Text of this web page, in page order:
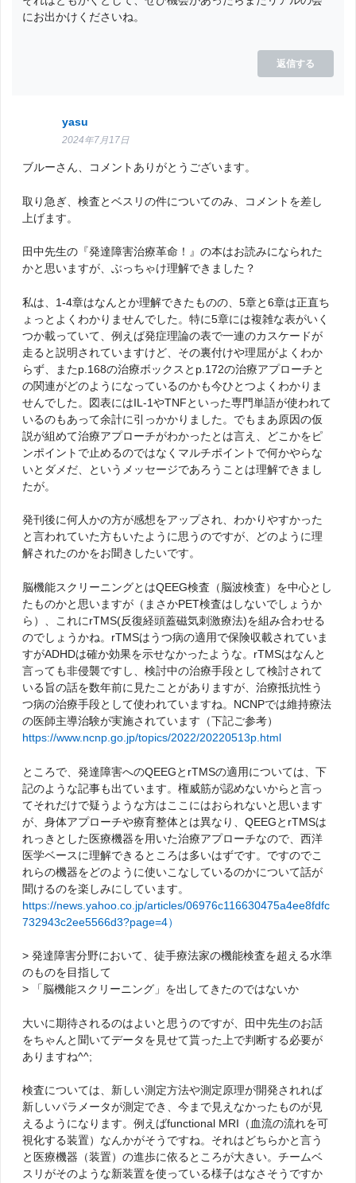
にお出かけくださいね。
返信する
yasu
2024年7月17日
ブルーさん、コメントありがとうございます。
取り急ぎ、検査とベスリの件についてのみ、コメントを差し
上げます。
田中先生の『発達障害治療革命！』の本はお読みになられた
かと思いますが、ぶっちゃけ理解できました？
私は、1-4章はなんとか理解できたものの、5章と6章は正直ち
ょっとよくわかりませんでした。特に5章には複雑な表がいく
つか載っていて、例えば発症理論の表で一連のカスケードが
走ると説明されていますけど、その裏付けや理屈がよくわか
らず、またp.168の治療ボックスとp.172の治療アプローチと
の関連がどのようになっているのかも今ひとつよくわかりま
せんでした。図表にはIL-1やTNFといった専門単語が使われて
いるのもあって余計に引っかかりました。でもまあ原因の仮
説が組めて治療アプローチがわかったとは言え、どこかをピ
ンポイントで止めるのではなくマルチポイントで何かやらな
いとダメだ、というメッセージであろうことは理解できまし
たが。
発刊後に何人かの方が感想をアップされ、わかりやすかった
と言われていた方もいたように思うのですが、どのように理
解されたのかをお聞きしたいです。
脳機能スクリーニングとはQEEG検査（脳波検査）を中心とし
たものかと思いますが（まさかPET検査はしないでしょうか
ら）、これにrTMS(反復経頭蓋磁気刺激療法)を組み合わせる
のでしょうかね。rTMSはうつ病の適用で保険収載されていま
すがADHDは確か効果を示せなかったような。rTMSはなんと
言っても非侵襲ですし、検討中の治療手段として検討されて
いる旨の話を数年前に見たことがありますが、治療抵抗性う
つ病の治療手段として使われていますね。NCNPでは維持療法
の医師主導治験が実施されています（下記ご参考）
https://www.ncnp.go.jp/topics/2022/20220513p.html
ところで、発達障害へのQEEGとrTMSの適用については、下
記のような記事も出ています。権威筋が認めないからと言っ
てそれだけで疑うような方はここにはおられないと思います
が、身体アプローチや療育整体とは異なり、QEEGとrTMSは
れっきとした医療機器を用いた治療アプローチなので、西洋
医学ベースに理解できるところは多いはずです。ですのでこ
れらの機器をどのように使いこなしているのかについて話が
聞けるのを楽しみにしています。
https://news.yahoo.co.jp/articles/06976c116630475a4ee8fdfc
732943c2ee5566d3?page=4）
> 発達障害分野において、徒手療法家の機能検査を超える水準
のものを目指して
> 「脳機能スクリーニング」を出してきたのではないか
大いに期待されるのはよいと思うのですが、田中先生のお話
をちゃんと聞いてデータを見せて貰った上で判断する必要が
ありますね^^;
検査については、新しい測定方法や測定原理が開発されれば
新しいパラメータが測定でき、今まで見えなかったものが見
えるようになります。例えばfunctional MRI（血流の流れを可
視化する装置）なんかがそうですね。それはどちらかと言う
と医療機器（装置）の進歩に依るところが大きい。チームベ
スリがそのような新装置を使っている様子はなさそうですか